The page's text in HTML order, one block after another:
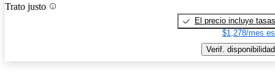
Trato justo
El precio incluye tasas
$1,278/mes
Verif. disponibilidad